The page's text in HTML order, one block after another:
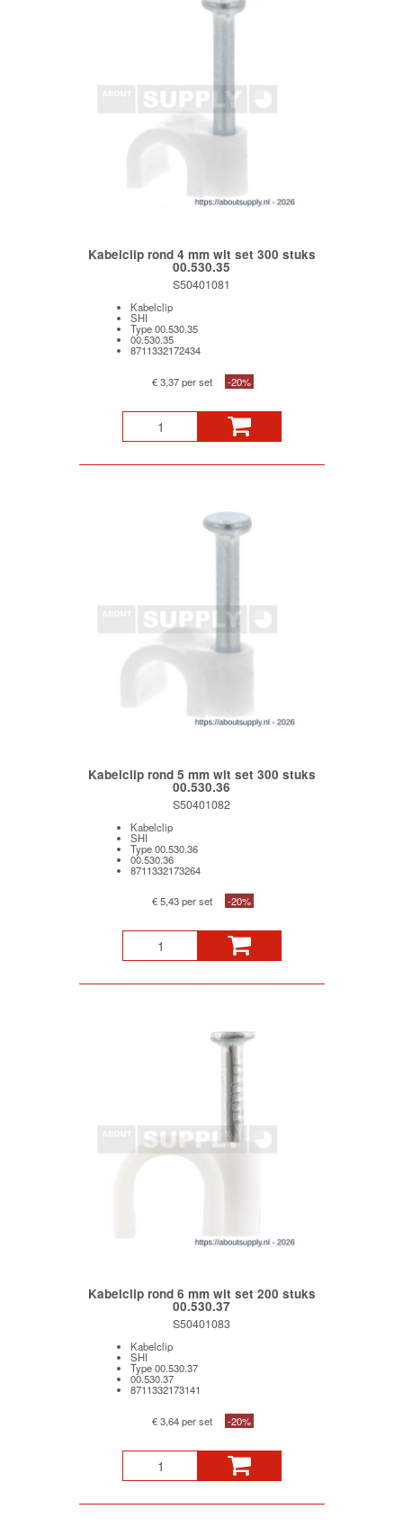
Kabelclip rond 4 mm wit set 300 stuks
00.530.35
S50401081
Kabelclip
SHI
Type 00.530.35
00.530.35
8711332172434
€ 3,37 per set -20%
Kabelclip rond 5 mm wit set 300 stuks
00.530.36
S50401082
Kabelclip
SHI
Type 00.530.36
00.530.36
8711332173264
€ 5,43 per set -20%
Kabelclip rond 6 mm wit set 200 stuks
00.530.37
S50401083
Kabelclip
SHI
Type 00.530.37
00.530.37
8711332173141
€ 3,64 per set -20%